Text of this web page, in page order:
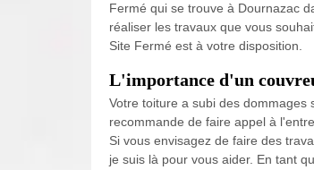
Fermé qui se trouve à Dournazac
réaliser les travaux que vous
Site Fermé est à votre disposition.
L'importance d'un
Votre toiture a subi des
recommande de faire appel à
Si vous envisagez de faire des
je suis là pour vous aider. En tant